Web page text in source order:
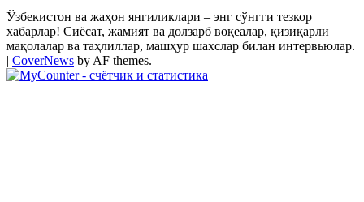
Ўзбекистон ва жаҳон янгиликлари – энг сўнгги тезкор
хабарлар! Сиёсат, жамият ва долзарб воқеалар, қизиқарли
мақолалар ва таҳлиллар, машҳур шахслар билан интервьюлар.
| CoverNews by AF themes.